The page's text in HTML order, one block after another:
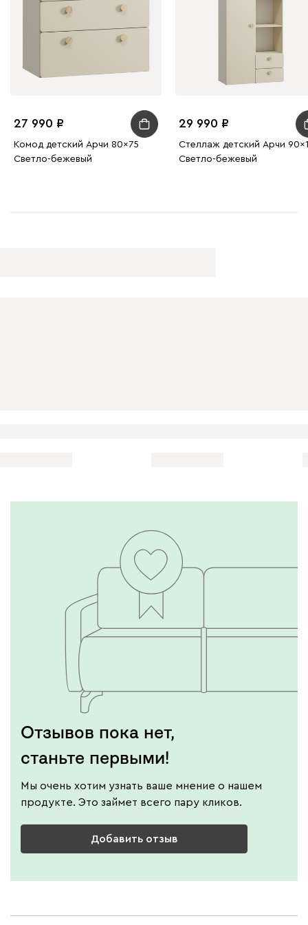
27 990
Комод детский Арчи 80x75
Светло-бежевый
29 990
Стеллаж детский Арчи
Светло-бежевый
Отзывов пока нет,
станьте первыми!
Мы очень хотим узнать ваше мнение о нашем
продукте. Это займет всего пару кликов.
Добавить отзыв